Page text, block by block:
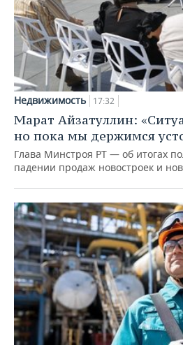
Недвижимость 17:32
Марат Айзатуллин:
но пока мы держимся
Глава Минстроя РТ — об итогах
падении продаж новостроек и